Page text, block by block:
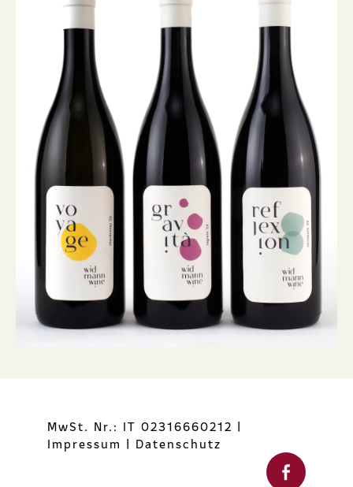
MwSt. Nr.: IT 02316660212 |
Impressum | Datenschutz